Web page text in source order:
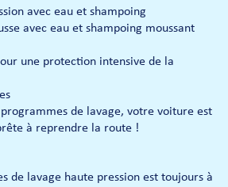
avec eau et shampoing
avec eau et shampoing moussant
une protection intensive de la
de lavage, votre voiture est
à reprendre la route !
de lavage haute pression est toujours à